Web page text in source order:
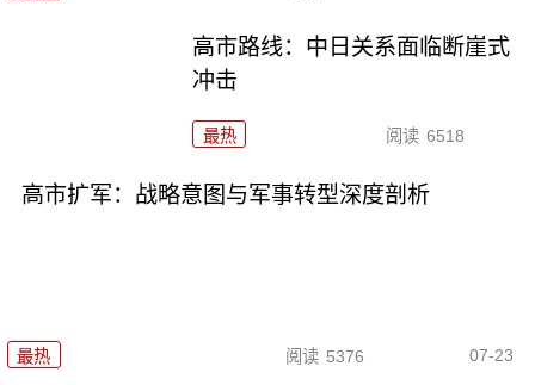
高市路线：中日关系面临断崖式
冲击
最热 阅读 6518
高市扩军：战略意图与军事转型深度剖析
最热 阅读 5376 07-23